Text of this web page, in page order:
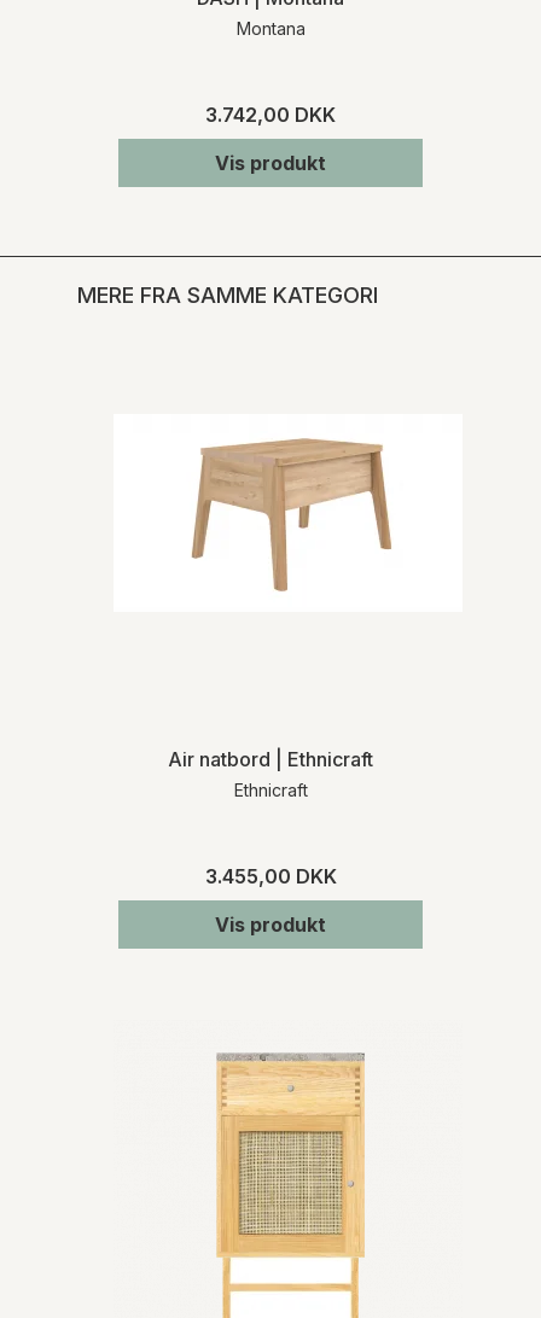
Montana
3.742,00 DKK
Vis produkt
MERE FRA SAMME KATEGORI
Air natbord | Ethnicraft
Ethnicraft
3.455,00 DKK
Vis produkt